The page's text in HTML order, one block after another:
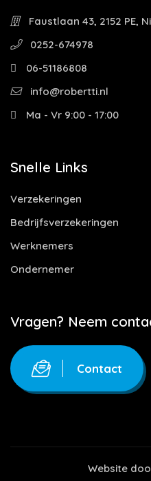
Faustlaan 43, 2152 PE,
0252-674978
06-51186808
info@robertti.nl
Ma - Vr 9:00 - 17:00
Snelle Links
Verzekeringen
Bedrijfsverzekeringen
Werknemers
Ondernemer
Vragen? Neem
Contact
Website